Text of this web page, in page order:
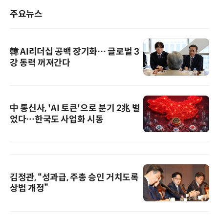
주요뉴스
韓 AI리더십 공백 장기화… 글로벌 3
강 동력 꺼져간다
中 통신사, 'AI 토큰'으로 분기 2兆 벌
었다…한국도 사업화 시동
김정관, “성과급, 주총 승인 거치도록
상법 개정”